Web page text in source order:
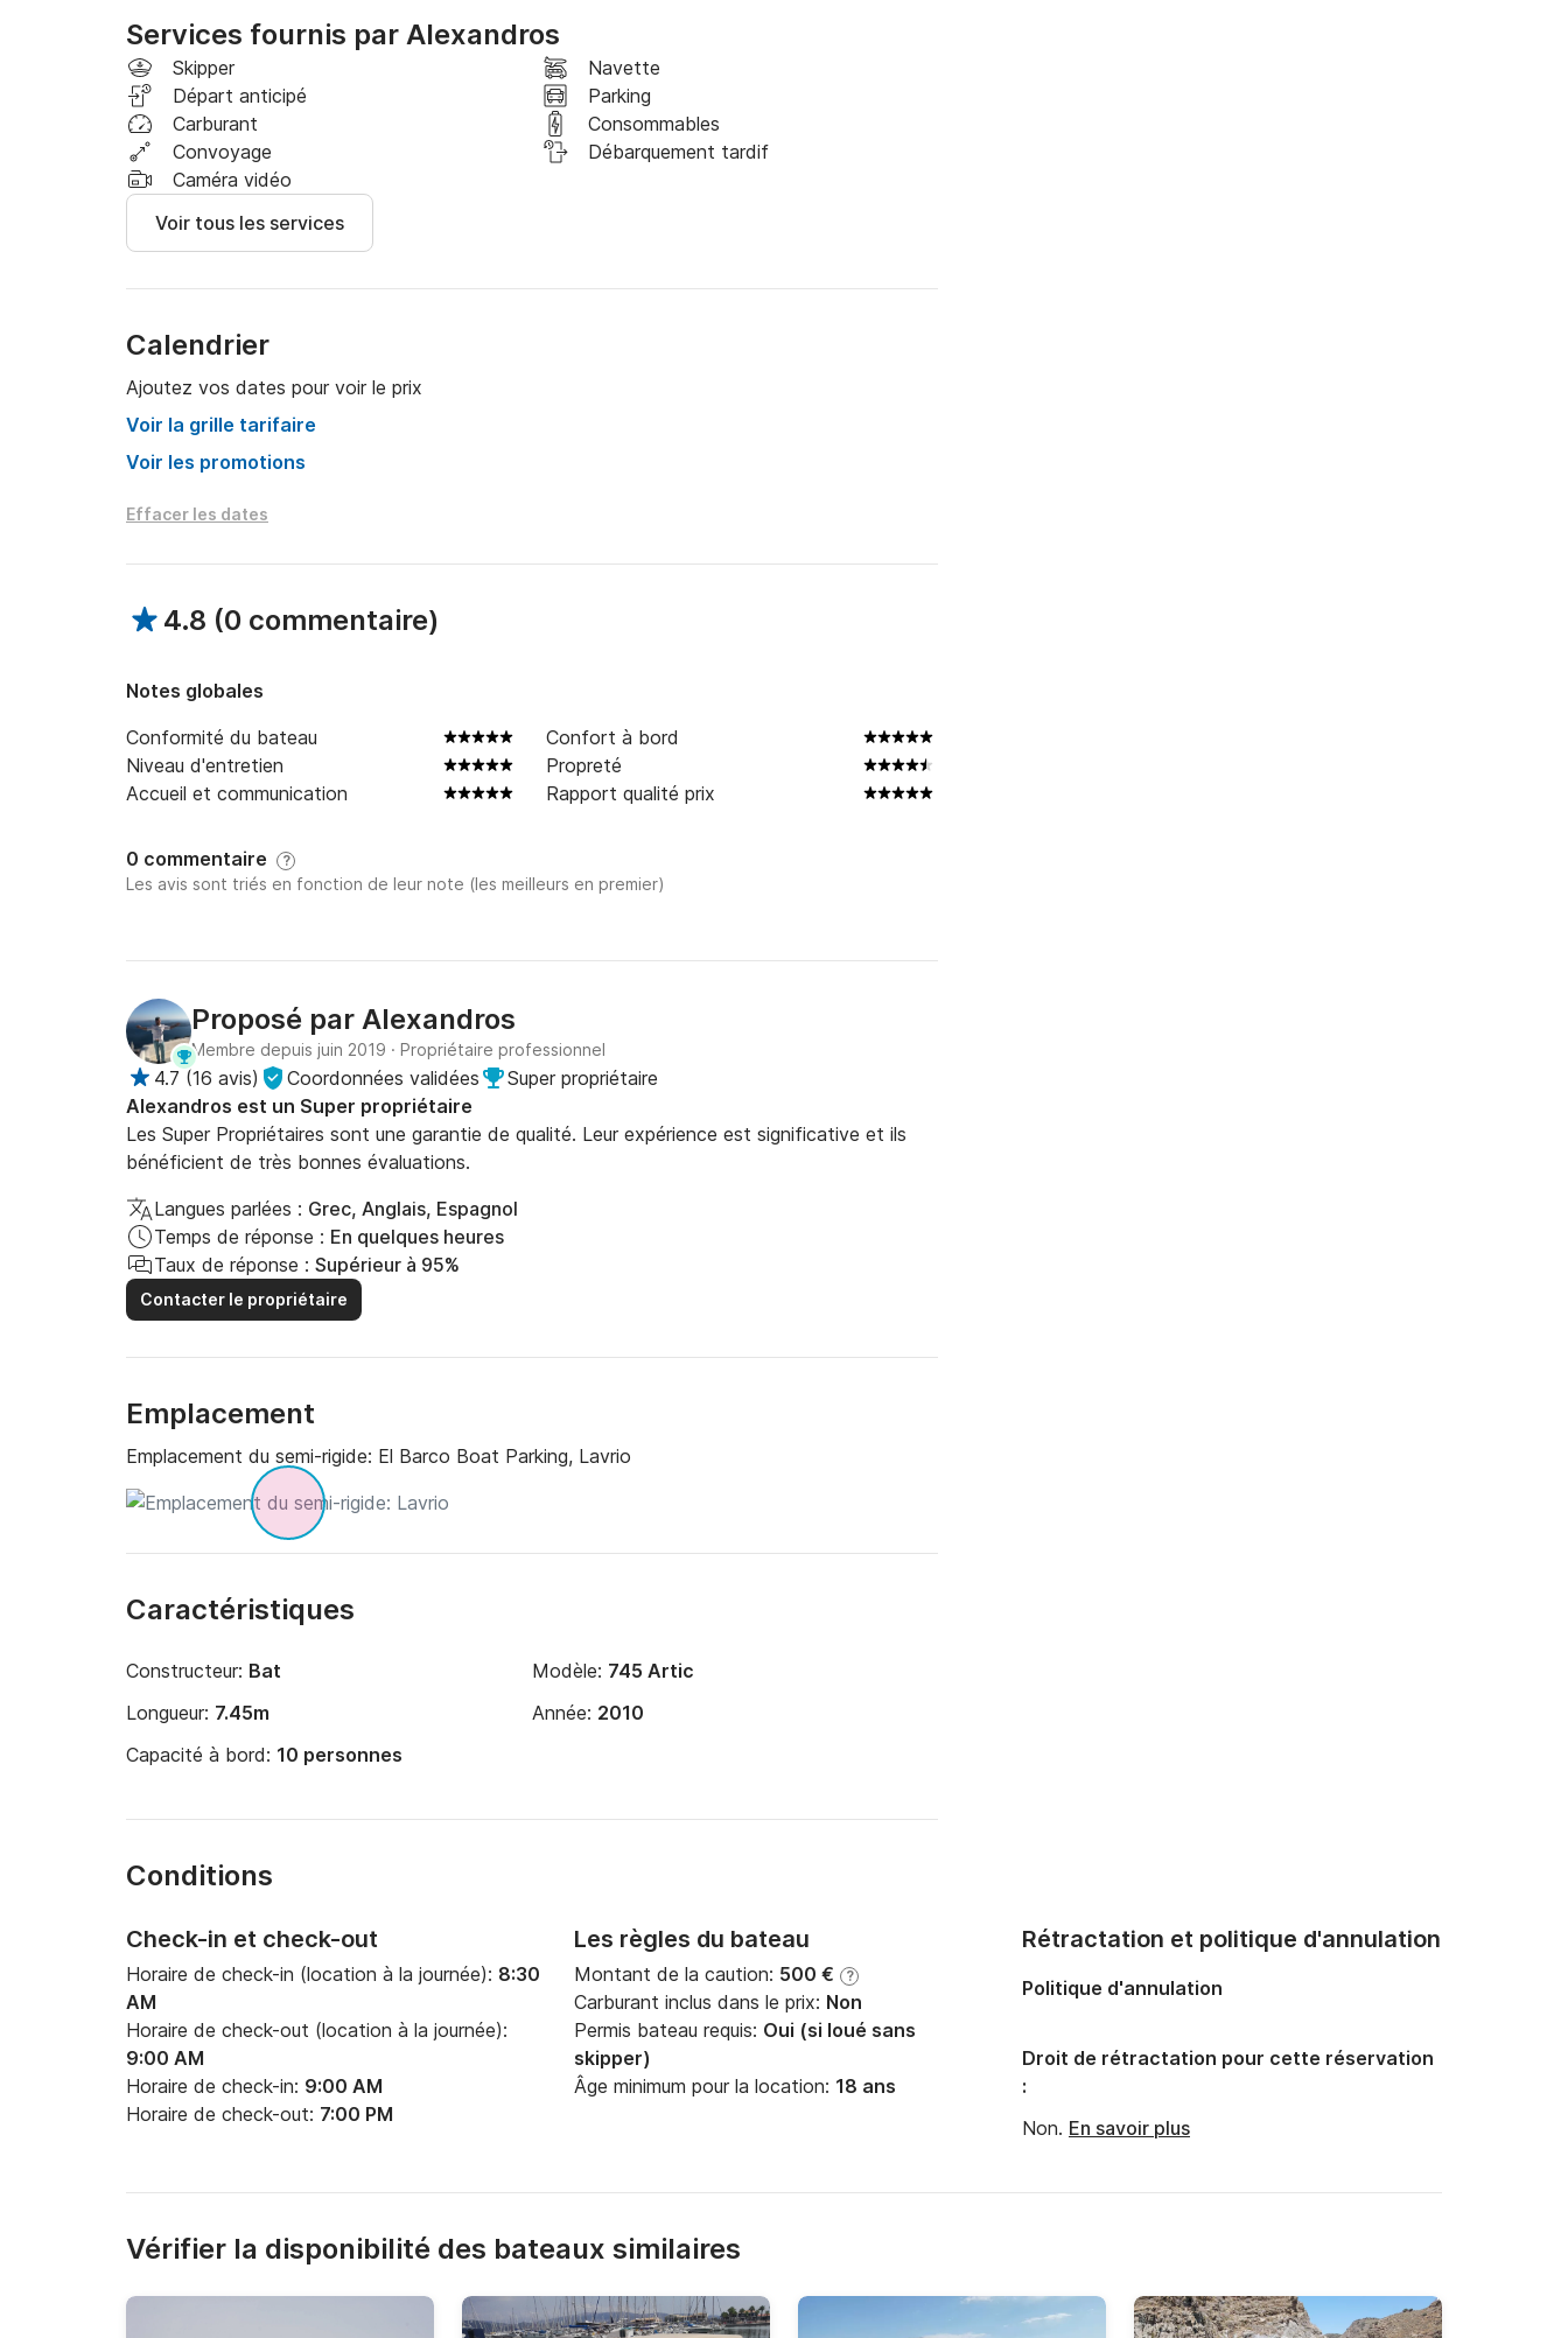
Services fournis par Alexandros
Skipper
Navette
Départ anticipé
Parking
Carburant
Consommables
Convoyage
Débarquement tardif
Caméra vidéo
Voir tous les services
Calendrier
Ajoutez vos dates pour voir le prix
Voir la grille tarifaire
Voir les promotions
Effacer les dates
4.8 (0 commentaire)
Notes globales
Conformité du bateau
Confort à bord
Niveau d'entretien
Propreté
Accueil et communication
Rapport qualité prix
0 commentaire ?
Les avis sont triés en fonction de leur note (les meilleurs en premier)
Proposé par Alexandros
Membre depuis juin 2019 · Propriétaire professionnel
4.7 (16 avis) Coordonnées validées
Super propriétaire
Alexandros est un Super propriétaire
Les Super Propriétaires sont une garantie de qualité. Leur expérience est significative et ils
bénéficient de très bonnes évaluations.
Langues parlées : Grec, Anglais, Espagnol
Temps de réponse : En quelques heures
Taux de réponse : Supérieur à 95%
Contacter le propriétaire
Emplacement
Emplacement du semi-rigide: El Barco Boat Parking, Lavrio
Caractéristiques
Constructeur: Bat Modèle: 745 Artic
Longueur: 7.45m Année: 2010
Capacité à bord: 10 personnes
Conditions
Check-in et check-out
Horaire de check-in (location à la journée): 8:30
AM
Horaire de check-out (location à la journée):
9:00 AM
Horaire de check-in: 9:00 AM
Horaire de check-out: 7:00 PM
Les règles du bateau
Montant de la caution: 500 € ?
Carburant inclus dans le prix: Non
Permis bateau requis: Oui (si loué sans
skipper)
Âge minimum pour la location: 18 ans
Rétractation et politique d'annulation
Politique d'annulation
Droit de rétractation pour cette réservation
:
Non. En savoir plus
Vérifier la disponibilité des bateaux similaires